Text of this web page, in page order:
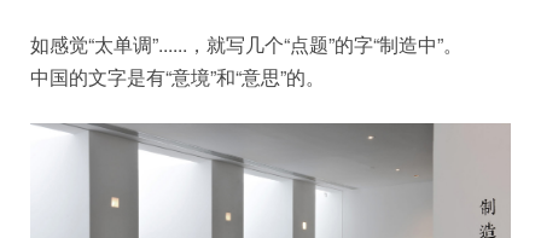
如感觉“太单调”......，就写几个“点题”的字“制造中”。
中国的文字是有“意境”和“意思”的。